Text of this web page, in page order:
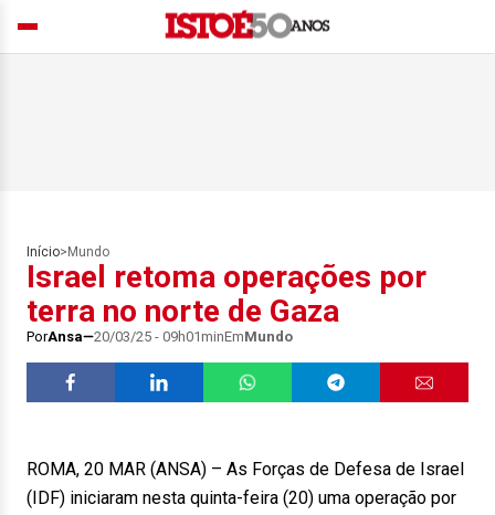
Início> Mundo
Israel retoma operações por
terra no norte de Gaza
PorAnsa 20/03/25 - 09h01minEmMundo
ROMA, 20 MAR (ANSA) – As Forças de Defesa de Israel
(IDF) iniciaram nesta quinta-feira (20) uma operação por